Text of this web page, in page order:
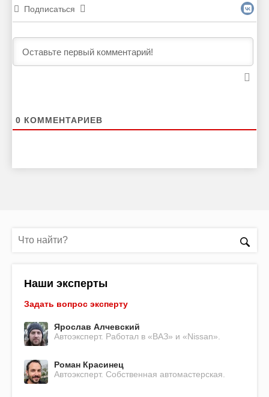
Подписаться
0 КОММЕНТАРИЕВ
Наши эксперты
Задать вопрос эксперту
Ярослав Алчевский
Автоэксперт. Работал в «ВАЗ» и «Nissan».
Роман Красинец
Автоэксперт. Собственная автомастерская.